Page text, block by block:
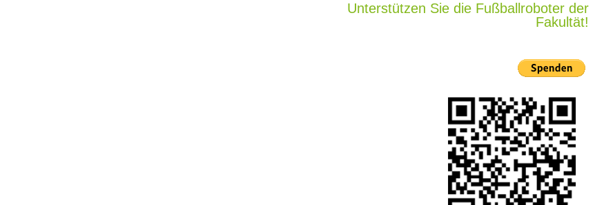
Unterstützen Sie die Fußballroboter der
Fakultät!